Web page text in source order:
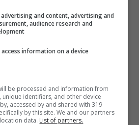
, bimbo di 9 anni si
gioca in strada
cardiaco
LleLUJMjb8
and content, advertising and
audience research and
information on a device
be processed and information from
unique identifiers, and other device
accessed by and shared with 319
by this site. We and our partners
data. List of partners.